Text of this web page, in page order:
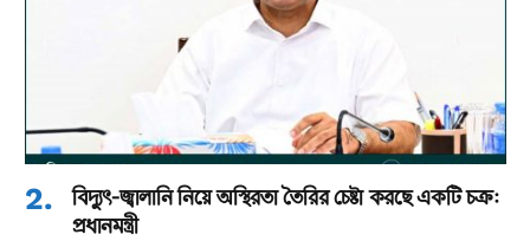
বিদ্যুৎ-জ্বালানি নিয়ে অস্থিরতা তৈরির চেষ্টা করছে একটি চক্র:
প্রধানমন্ত্রী